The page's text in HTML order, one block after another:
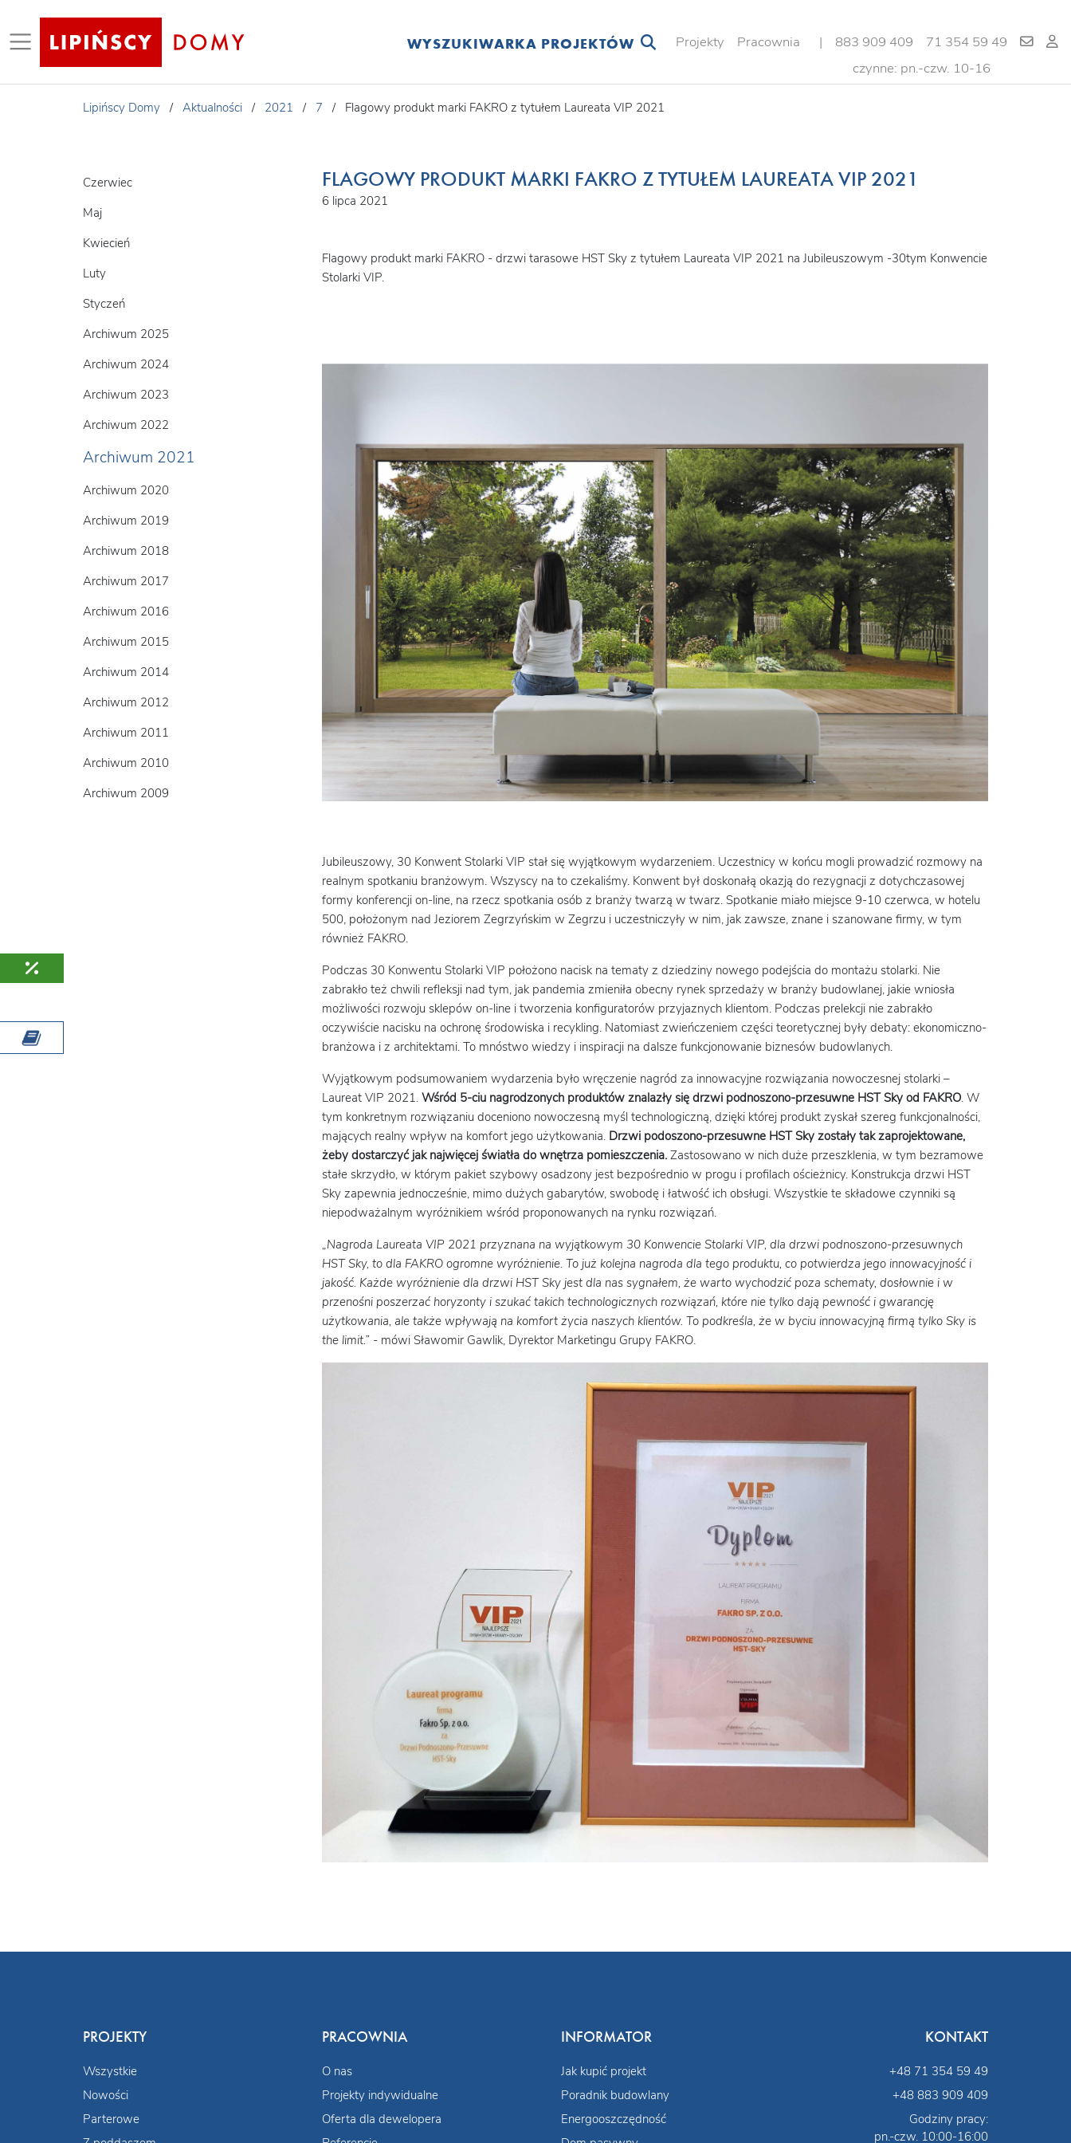
WYSZUKIWARKA PROJEKTÓW Projekty Pracownia | 883 909 409
71 354 59 49
czynne: pn.-czw. 10-16
Lipińscy Domy / Aktualności / 2021 / 7 / Flagowy produkt marki FAKRO z tytułem Laureata VIP 2021
Czerwiec
Maj
Kwiecień
Luty
Styczeń
Archiwum 2025
Archiwum 2024
Archiwum 2023
Archiwum 2022
Archiwum 2021
Archiwum 2020
Archiwum 2019
Archiwum 2018
Archiwum 2017
Archiwum 2016
Archiwum 2015
Archiwum 2014
Archiwum 2012
Archiwum 2011
Archiwum 2010
Archiwum 2009
FLAGOWY PRODUKT MARKI FAKRO Z TYTUŁEM LAUREATA VIP 2021
6 lipca 2021
Flagowy produkt marki FAKRO - drzwi tarasowe HST Sky z tytułem Laureata VIP 2021 na Jubileuszowym -30tym Konwencie
Stolarki VIP.
Jubileuszowy, 30 Konwent Stolarki VIP stał się wyjątkowym wydarzeniem. Uczestnicy w końcu mogli prowadzić rozmowy na
realnym spotkaniu branżowym. Wszyscy na to czekaliśmy. Konwent był doskonałą okazją do rezygnacji z dotychczasowej
formy konferencji on-line, na rzecz spotkania osób z branży twarzą w twarz. Spotkanie miało miejsce 9-10 czerwca, w hotelu
500, położonym nad Jeziorem Zegrzyńskim w Zegrzu i uczestniczyły w nim, jak zawsze, znane i szanowane firmy, w tym
również FAKRO.
Podczas 30 Konwentu Stolarki VIP położono nacisk na tematy z dziedziny nowego podejścia do montażu stolarki. Nie
zabrakło też chwili refleksji nad tym, jak pandemia zmieniła obecny rynek sprzedaży w branży budowlanej, jakie wniosła
możliwości rozwoju sklepów on-line i tworzenia konfiguratorów przyjaznych klientom. Podczas prelekcji nie zabrakło
oczywiście nacisku na ochronę środowiska i recykling. Natomiast zwieńczeniem części teoretycznej były debaty: ekonomiczno-
branżowa i z architektami. To mnóstwo wiedzy i inspiracji na dalsze funkcjonowanie biznesów budowlanych.
Wyjątkowym podsumowaniem wydarzenia było wręczenie nagród za innowacyjne rozwiązania nowoczesnej stolarki –
Laureat VIP 2021. Wśród 5-ciu nagrodzonych produktów znalazły się drzwi podnoszono-przesuwne HST Sky od FAKRO. W
tym konkretnym rozwiązaniu doceniono nowoczesną myśl technologiczną, dzięki której produkt zyskał szereg funkcjonalności,
mających realny wpływ na komfort jego użytkowania. Drzwi podoszono-przesuwne HST Sky zostały tak zaprojektowane,
żeby dostarczyć jak najwięcej światła do wnętrza pomieszczenia. Zastosowano w nich duże przeszklenia, w tym bezramowe
stałe skrzydło, w którym pakiet szybowy osadzony jest bezpośrednio w progu i profilach ościeżnicy. Konstrukcja drzwi HST
Sky zapewnia jednocześnie, mimo dużych gabarytów, swobodę i łatwość ich obsługi. Wszystkie te składowe czynniki są
niepodważalnym wyróżnikiem wśród proponowanych na rynku rozwiązań.
„Nagroda Laureata VIP 2021 przyznana na wyjątkowym 30 Konwencie Stolarki VIP, dla drzwi podnoszono-przesuwnych
HST Sky, to dla FAKRO ogromne wyróżnienie. To już kolejna nagroda dla tego produktu, co potwierdza jego innowacyjność i
jakość. Każde wyróżnienie dla drzwi HST Sky jest dla nas sygnałem, że warto wychodzić poza schematy, dosłownie i w
przenośni poszerzać horyzonty i szukać takich technologicznych rozwiązań, które nie tylko dają pewność i gwarancję
użytkowania, ale także wpływają na komfort życia naszych klientów. To podkreśla, że w byciu innowacyjną firmą tylko Sky is
the limit.” - mówi Sławomir Gawlik, Dyrektor Marketingu Grupy FAKRO.
PROJEKTY
Wszystkie
Nowości
Parterowe
PRACOWNIA
O nas
Projekty indywidualne
Oferta dla dewelopera
INFORMATOR
Jak kupić projekt
Poradnik budowlany
Energooszczędność
KONTAKT
+48 71 354 59 49
+48 883 909 409
Godziny pracy:
pn.-czw. 10:00-16:00